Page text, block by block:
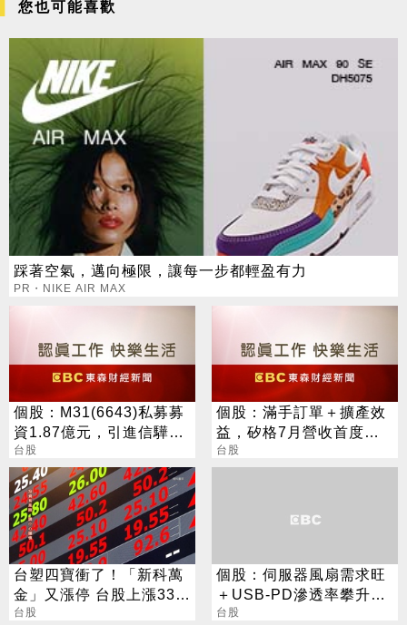
您也可能喜歡
踩著空氣，邁向極限，讓每一步都輕盈有力
PR・NIKE AIR MAX
個股：M31(6643)私募募
資1.87億元，引進信驊為
策略性投資人
台股
個股：滿手訂單＋擴產效
益，矽格7月營收首度站
上20億元創高，後續會更
好
台股
台塑四寶衝了！「新科萬
金」又漲停 台股上漲330
點
台股
個股：伺服器風扇需求旺
＋USB-PD滲透率攀升，
偉詮電今年營運重回成長
台股